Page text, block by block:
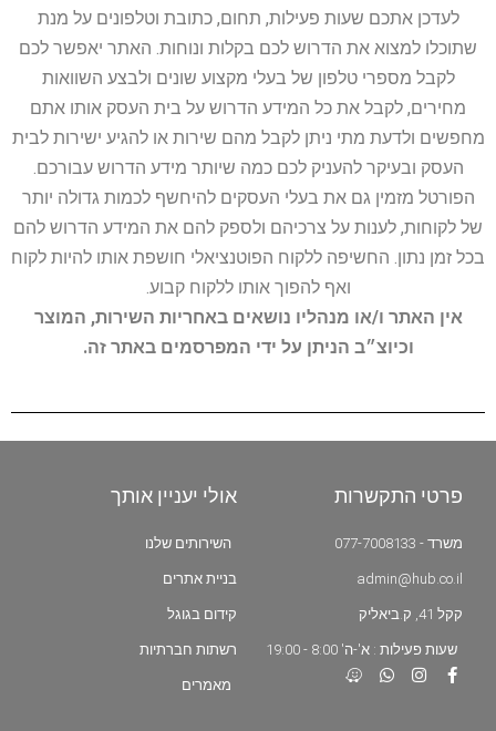
לעדכן אתכם שעות פעילות, תחום, כתובת וטלפונים על מנת
שתוכלו למצוא את הדרוש לכם בקלות ונוחות. האתר יאפשר לכם
לקבל מספרי טלפון של בעלי מקצוע שונים ולבצע השוואות
מחירים, לקבל את כל המידע הדרוש על בית העסק אותו אתם
מחפשים ולדעת מתי ניתן לקבל מהם שירות או להגיע ישירות לבית
העסק ובעיקר להעניק לכם כמה שיותר מידע הדרוש עבורכם.
הפורטל מזמין גם את בעלי העסקים להיחשף לכמות גדולה יותר
של לקוחות, לענות על צרכיהם ולספק להם את המידע הדרוש להם
בכל זמן נתון. החשיפה ללקוח הפוטנציאלי חושפת אותו להיות לקוח
ואף להפוך אותו ללקוח קבוע.
אין האתר ו/או מנהליו נושאים באחריות השירות, המוצר
וכיוצ״ב הניתן על ידי המפרסמים באתר זה.
פרטי התקשרות
משרד - 077-7008133
admin@hub.co.il
קקל 41, ק.ביאליק
שעות פעילות : א'-ה' 8:00 - 19:00
אולי יעניין אותך
השירותים שלנו
בניית אתרים
קידום בגוגל
רשתות חברתיות
מאמרים